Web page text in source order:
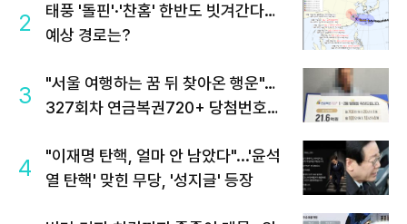
2
태풍 '돌핀'·'찬홈' 한반도 빗겨간다…
예상 경로는?
3
"서울 여행하는 꿈 뒤 찾아온 행운"…
327회차 연금복권720+ 당첨번호조
4
"이재명 탄핵, 얼마 안 남았다"...'윤석
열 탄핵' 맞힌 무당, '성지글' 등장